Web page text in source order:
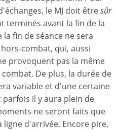
le MJ doit êtresûr
terminés avant la fin de la
fin de séance ne sera
combat, qui, aussi
provoquent pas la même
De plus, la durée de
variable et d'une certaine
il y aura plein de
ne seront faits que
d'arrivée. Encore pire,